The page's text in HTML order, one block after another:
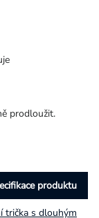
prodloužit.
produktu
trička s dlouhým